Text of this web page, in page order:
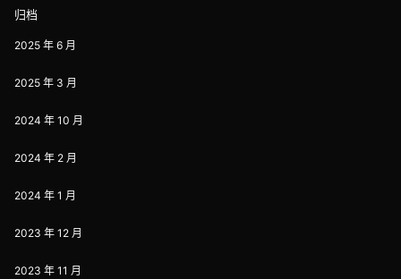
归档
2025 年 6 月
2025 年 3 月
2024 年 10 月
2024 年 2 月
2024 年 1 月
2023 年 12 月
2023 年 11 月